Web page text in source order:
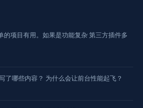
的项目有用。如果是功能复杂 第三方插件多
了哪些内容？ 为什么会让前台性能起飞？